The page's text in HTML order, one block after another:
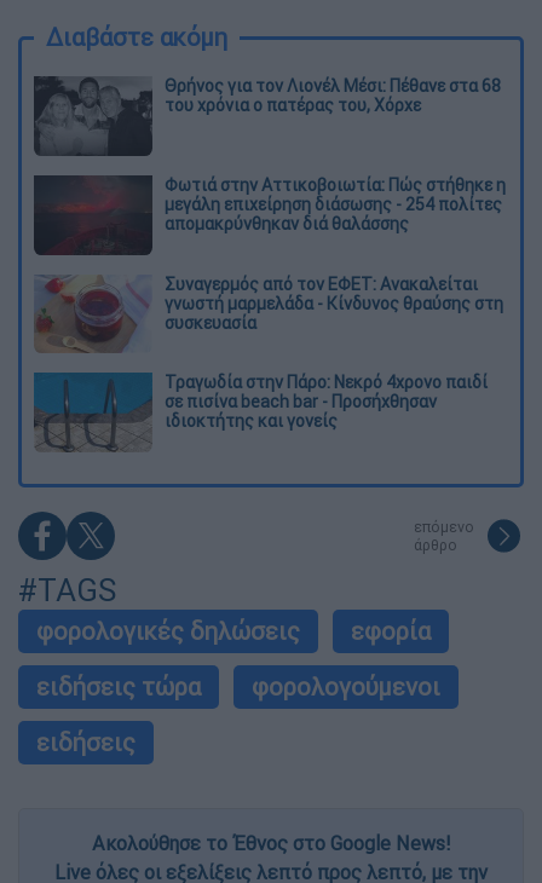
Διαβάστε ακόμη
Θρήνος για τον Λιονέλ Μέσι: Πέθανε στα 68
του χρόνια ο πατέρας του, Χόρχε
Φωτιά στην Αττικοβοιωτία: Πώς στήθηκε η
μεγάλη επιχείρηση διάσωσης - 254 πολίτες
απομακρύνθηκαν διά θαλάσσης
Συναγερμός από τον ΕΦΕΤ: Ανακαλείται
γνωστή μαρμελάδα - Κίνδυνος θραύσης στη
συσκευασία
Τραγωδία στην Πάρο: Νεκρό 4χρονο παιδί
σε πισίνα beach bar - Προσήχθησαν
ιδιοκτήτης και γονείς
επόμενο
άρθρο
#TAGS
φορολογικές δηλώσεις
εφορία
ειδήσεις τώρα
φορολογούμενοι
ειδήσεις
Ακολούθησε το Έθνος στο Google News!
Live όλες οι εξελίξεις λεπτό προς λεπτό, με την